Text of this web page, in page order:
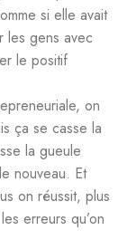
si elle avait
les gens avec
le positif
on
ça se casse la
la gueule
nouveau. Et
on réussit, plus
erreurs qu’on